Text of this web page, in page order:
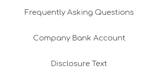
Frequently Asking Questions
Company Bank Account
Disclosure Text